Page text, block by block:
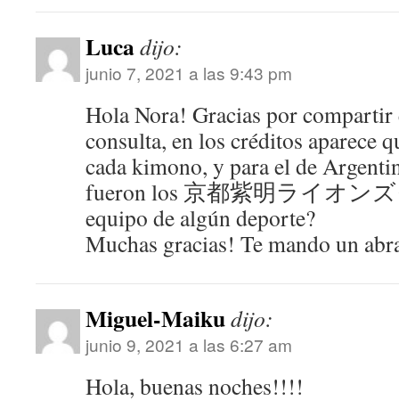
Lucadijo:
junio 7, 2021 a las 9:43 pm
Hola Nora! Gracias por
consulta, en los créditos aparece
cada kimono, y para el de
fueron los 京都紫明ライオン
equipo de algún deporte?
Muchas gracias! Te mando un
Miguel-Maikudijo:
junio 9, 2021 a las 6:27 am
Hola, buenas noches!!!!